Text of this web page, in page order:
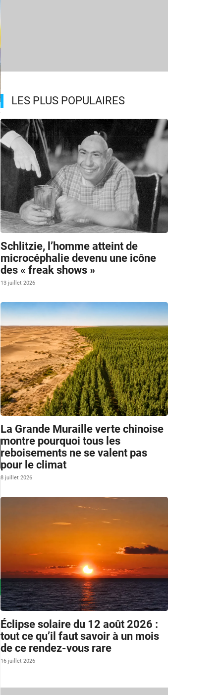
LES PLUS POPULAIRES
Schlitzie, l’homme atteint de
microcéphalie devenu une icône
des « freak shows »
13 juillet 2026
La Grande Muraille verte chinoise
montre pourquoi tous les
reboisements ne se valent pas
pour le climat
8 juillet 2026
Éclipse solaire du 12 août 2026 :
tout ce qu’il faut savoir à un mois
de ce rendez-vous rare
16 juillet 2026